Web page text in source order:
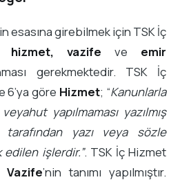
esasına girebilmek için TSK İç
hizmet, vazife ve emir
gerekmektedir. TSK İç
6’ya göre Hizmet; “Kanunlarla
yapılmaması yazılmış
tarafından yazı veya sözle
işlerdir.”. TSK İç Hizmet
Vazife’nin tanımı yapılmıştır.